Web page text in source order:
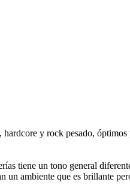
y rock pesado,
tiene un tono general
ambiente que es brillante